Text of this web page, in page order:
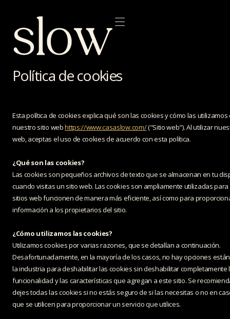
Política de cookies
Esta política de cookies explica qué son las cookies y cómo las utilizamos
nuestro sitio webhttps://www.casaslow.com/("Sitio web"). Al utilizar
web, aceptas el uso de cookies de acuerdo con esta política.
¿Qué son las cookies?
Las cookies son pequeños archivos de texto que se almacenan en tu
cuando visitas un sitio web. Las cookies son ampliamente utilizadas
sitios web funcionen de manera más eficiente, así como para
información a los propietarios del sitio.
¿Cómo utilizamos las cookies?
Utilizamos cookies por varias razones, que se detallan a continuación.
Desafortunadamente, en la mayoría de los casos, no hay opciones
la industria para deshabilitar las cookies sin deshabilitar completamente
funcionalidad y las características que agregan a este sitio. Se
dejes todas las cookies si no estás seguro de si las necesitas o no en
que se utilicen para proporcionar un servicio que utilices.